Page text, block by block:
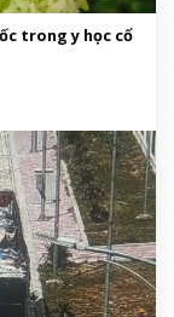
trong y học cổ